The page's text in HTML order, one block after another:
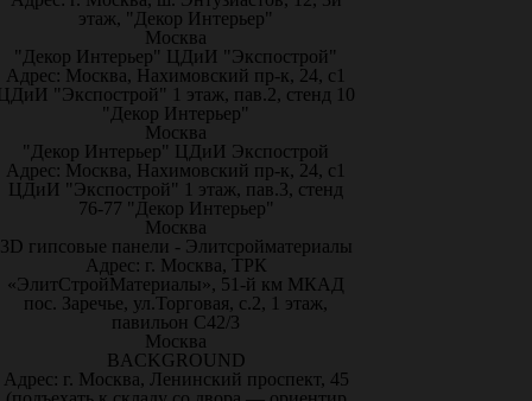
этаж, "Декор Интерьер"
Москва
"Декор Интерьер" ЦДиИ "Экспострой"
Адрес: Москва, Нахимовский пр-к, 24, с1
"Экспострой" 1 этаж, пав.2, стенд 10
"Декор Интерьер"
Москва
"Декор Интерьер" ЦДиИ Экспострой
Адрес: Москва, Нахимовский пр-к, 24, с1
ЦДиИ "Экспострой" 1 этаж, пав.3, стенд
76-77 "Декор Интерьер"
Москва
3D гипсовые панели - Элитсройматериалы
Адрес: г. Москва, ТРК
«ЭлитСтройМатериалы», 51-й км МКАД
пос. Заречье, ул.Торговая, с.2, 1 этаж,
павильон С42/3
Москва
BACKGROUND
Адрес: г. Москва, Ленинский проспект, 45